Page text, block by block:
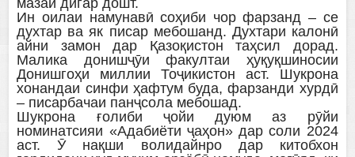
Ин оилаи намунавӣ соҳиби чор фарзанд – се
духтар ва як писар мебошанд. Духтари калонӣ
айни замон дар Қазоқистон таҳсил дорад.
Малика донишҷӯи факултаи ҳуқуқшиносии
Донишгоҳи миллии Тоҷикистон аст. Шукрона
хонандаи синфи ҳафтум буда, фарзанди хурдӣ
– писарбачаи панҷсола мебошад.
Шукрона ғолиби ҷойи дуюм аз рӯйи
номинатсияи «Адабиёти ҷаҳон» дар соли 2024
аст. Ӯ нақши волидайнро дар китобхон